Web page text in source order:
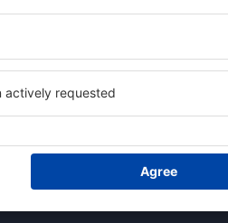
- consigue ofertas de
que nadie.
viajeros del mundo!